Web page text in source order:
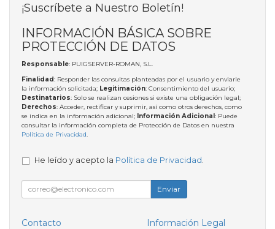
¡Suscríbete a Nuestro Boletín!
INFORMACIÓN BÁSICA SOBRE
PROTECCIÓN DE DATOS
Responsable: PUIGSERVER-ROMAN, S.L.
Finalidad: Responder las consultas planteadas por el usuario y enviarle
la información solicitada; Legitimación: Consentimiento del usuario;
Destinatarios: Solo se realizan cesiones si existe una obligación legal;
Derechos: Acceder, rectificar y suprimir, así como otros derechos, como
se indica en la información adicional; Información Adicional: Puede
consultar la información completa de Protección de Datos en nuestra
Política de Privacidad.
He leído y acepto la Política de Privacidad
Enviar
Contacto
Información Legal